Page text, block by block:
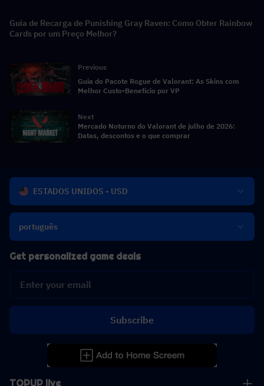
Guia de Recarga de Punishing Gray Raven: Como Obter Rainbow
Cards por um Preço Melhor?
Previous
Guia do Pacote Rogue de Valorant: As Skins com
Melhor Custo-Benefício por VP
Next
Mercado Noturno do Valorant de julho de 2026:
Datas, descontos e o que comprar
ESTADOS UNIDOS - USD
português
Get personalized game deals
Subscribe